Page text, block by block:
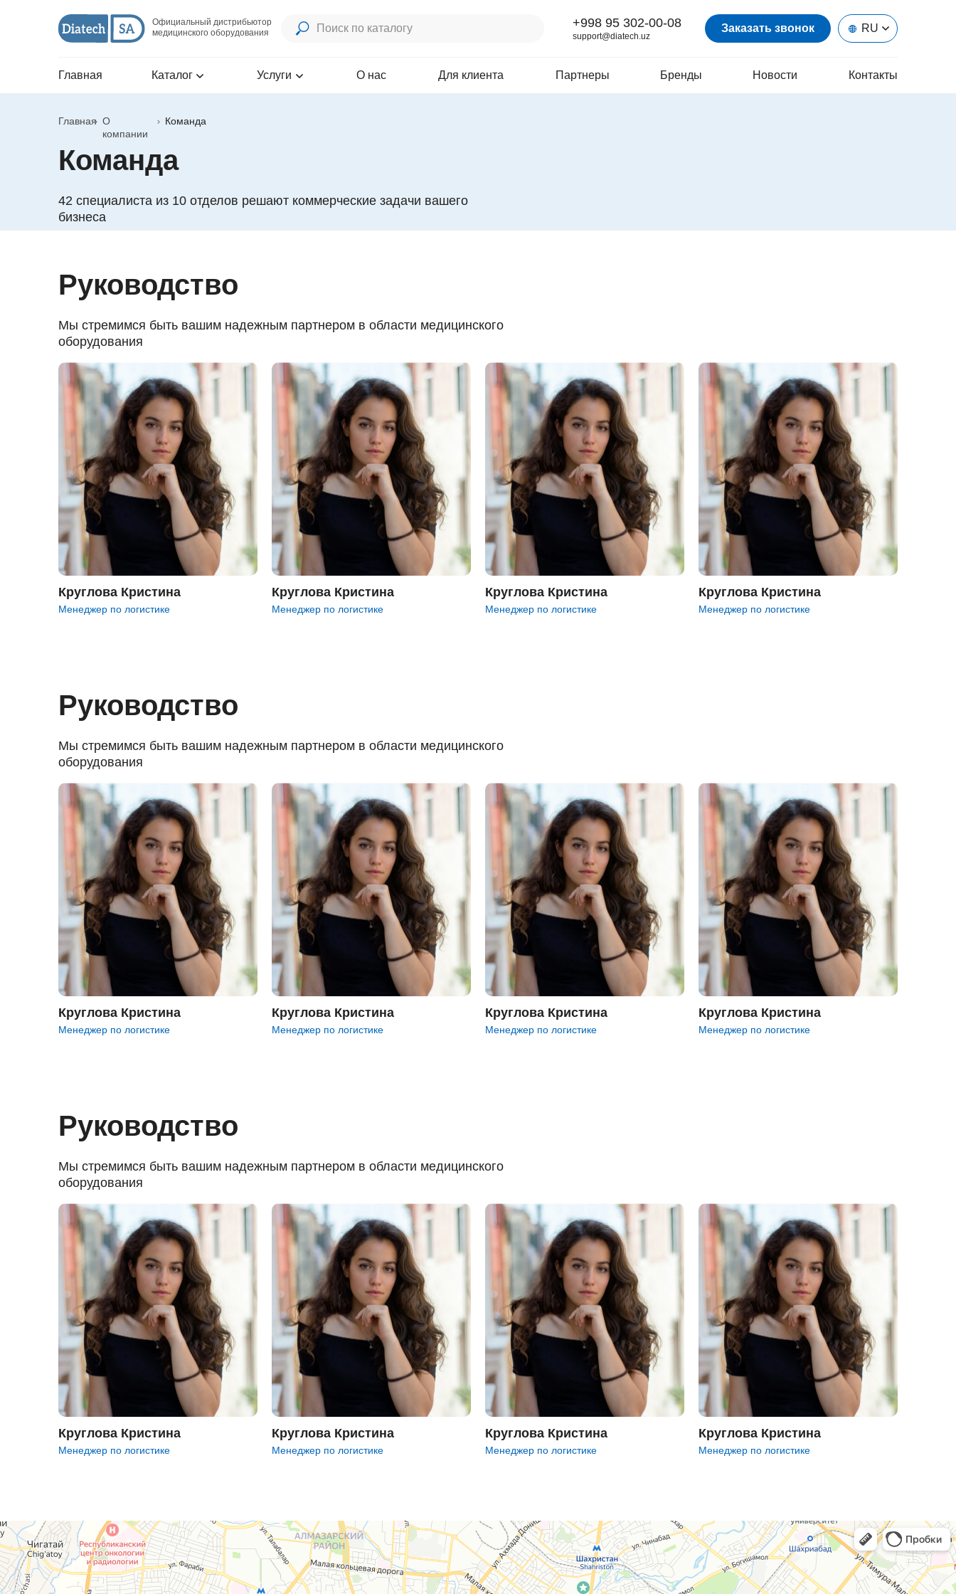
Официальный дистрибьютор
медицинского оборудования
+998 95 302-00-08
support@diatech.uz
Заказать звонок RU
Главная Для клиента Бренды Новости Контакты
О нас Партнеры
Каталог Услуги
Главная Команда
Команда
42 специалиста из 10 отделов решают коммерческие задачи вашего
бизнеса
О
компании
Руководство
Мы стремимся быть вашим надежным партнером в области медицинского
оборудования
Круглова Кристина
Менеджер по логистике
Круглова Кристина
Менеджер по логистике
Круглова Кристина
Менеджер по логистике
Круглова Кристина
Менеджер по логистике
Руководство
Мы стремимся быть вашим надежным партнером в области медицинского
оборудования
Круглова Кристина
Менеджер по логистике
Круглова Кристина
Менеджер по логистике
Круглова Кристина
Менеджер по логистике
Круглова Кристина
Менеджер по логистике
Руководство
Мы стремимся быть вашим надежным партнером в области медицинского
оборудования
Круглова Кристина
Менеджер по логистике
Круглова Кристина
Менеджер по логистике
Круглова Кристина
Менеджер по логистике
Круглова Кристина
Менеджер по логистике